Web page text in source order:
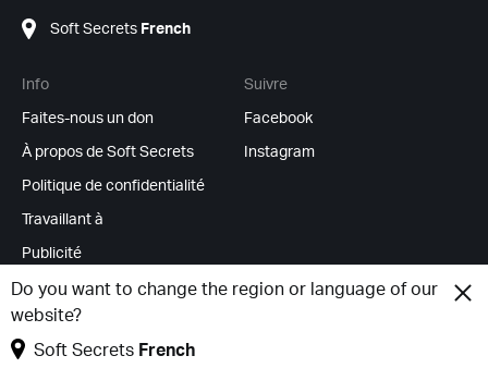
Do you want to change the region or language of our
website?
Soft Secrets French
Soft Secrets French
Info
Faites-nous un don
À propos de Soft Secrets
Politique de confidentialité
Travaillant à
Publicité
Flux RSS
Modifier les cookies
Suivre
Facebook
Instagram